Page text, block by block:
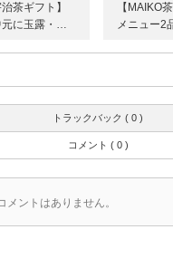
茶ギフト】
元に玉露・…
【MAIKO
メニュー2
トラックバック ( 0 )
コメント ( 0 )
メントはありません。